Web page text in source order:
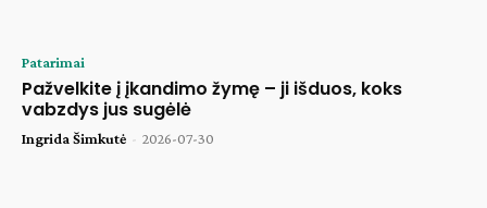
Patarimai
Pažvelkite į įkandimo žymę – ji išduos, koks
vabzdys jus sugėlė
Ingrida Šimkutė - 2026-07-30